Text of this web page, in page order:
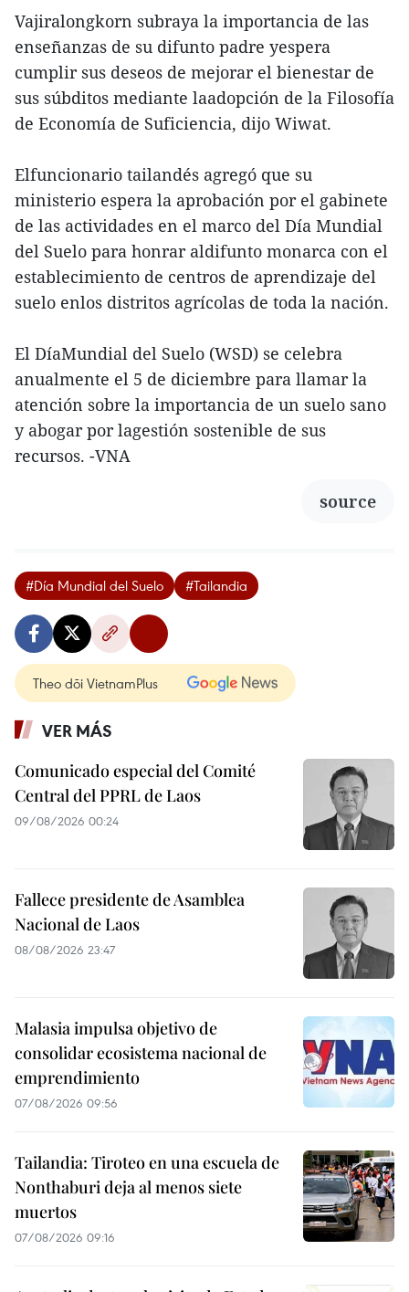
Vajiralongkorn subraya la importancia de las
enseñanzas de su difunto padre yespera
cumplir sus deseos de mejorar el bienestar de
sus súbditos mediante laadopción de la Filosofía
de Economía de Suficiencia, dijo Wiwat.
Elfuncionario tailandés agregó que su
ministerio espera la aprobación por el gabinete
de las actividades en el marco del Día Mundial
del Suelo para honrar aldifunto monarca con el
establecimiento de centros de aprendizaje del
suelo enlos distritos agrícolas de toda la nación.
El DíaMundial del Suelo (WSD) se celebra
anualmente el 5 de diciembre para llamar la
atención sobre la importancia de un suelo sano
y abogar por lagestión sostenible de sus
recursos. -VNA
source
#Día Mundial del Suelo #Tailandia
Theo dõi VietnamPlus
VER MÁS
Comunicado especial del Comité
Central del PPRL de Laos
09/08/2026 00:24
Fallece presidente de Asamblea
Nacional de Laos
08/08/2026 23:47
Malasia impulsa objetivo de
consolidar ecosistema nacional de
emprendimiento
07/08/2026 09:56
Tailandia: Tiroteo en una escuela de
Nonthaburi deja al menos siete
muertos
07/08/2026 09:16